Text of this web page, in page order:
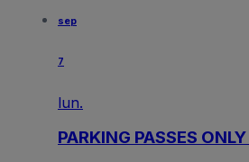
sep
7
lun.
PARKING PASSES